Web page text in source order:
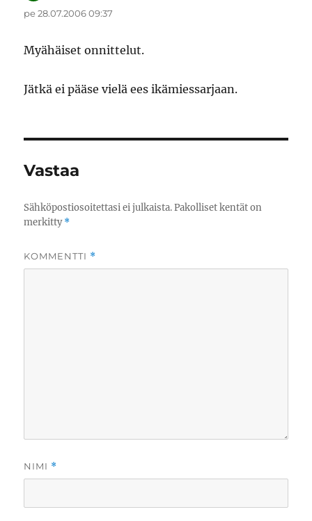
pe 28.07.2006 09:37
Myähäiset onnittelut.
Jätkä ei pääse vielä ees ikämiessarjaan.
Vastaa
Sähköpostiosoitettasi ei julkaista. Pakolliset kentät on
merkitty*
KOMMENTTI *
NIMI *